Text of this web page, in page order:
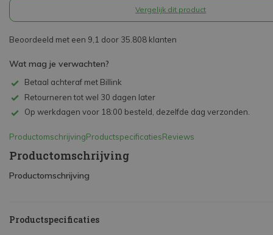
Vergelijk dit product
Beoordeeld met een 9,1 door 35.808 klanten
Wat mag je verwachten?
Betaal achteraf met Billink
Retourneren tot wel 30 dagen later
Op werkdagen voor 18:00 besteld, dezelfde dag verzonden.
ProductomschrijvingProductspecificatiesReviews
Productomschrijving
Productomschrijving
Productspecificaties